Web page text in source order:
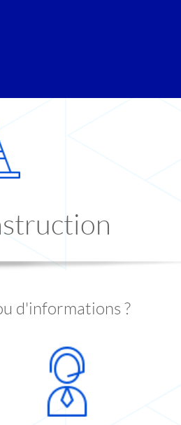
d'informations ?